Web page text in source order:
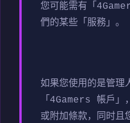
您可能需有「
們的某些「服務」。
如果您使用的是管理
「4Gamers 帳戶」
或附加條款，同时且